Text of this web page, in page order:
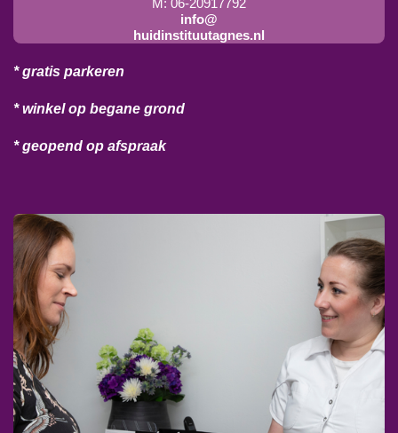
info@
huidinstituutagnes.nl
* gratis parkeren
* winkel op begane grond
* geopend op afspraak